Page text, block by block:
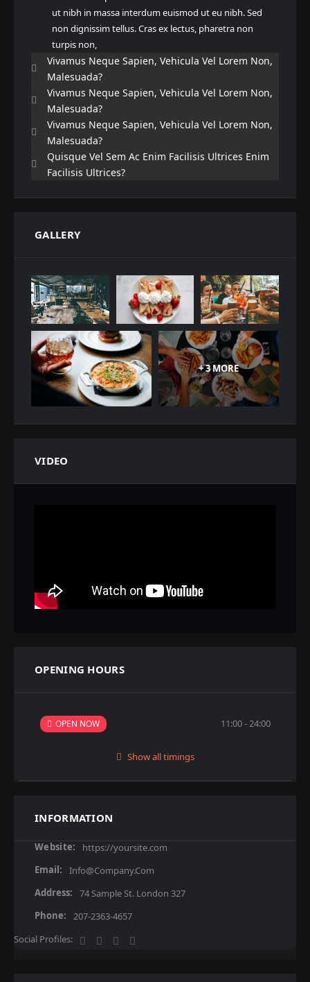
ut nibh in massa interdum euismod ut eu nibh. Sed
non dignissim tellus. Cras ex lectus, pharetra non
turpis non,
Vivamus Neque Sapien, Vehicula Vel Lorem Non,
Malesuada?
Vivamus Neque Sapien, Vehicula Vel Lorem Non,
Malesuada?
Vivamus Neque Sapien, Vehicula Vel Lorem Non,
Malesuada?
Quisque Vel Sem Ac Enim Facilisis Ultrices Enim
Facilisis Ultrices?
GALLERY
+ 3 MORE
VIDEO
OPENING HOURS
OPEN NOW 11:00 - 24:00
Show all timings
INFORMATION
Website:
https://yoursite.com
Email:
Info@company.com
Address:
74 Sample St. London 327
Phone:
207-2363-4657
Social Profiles: